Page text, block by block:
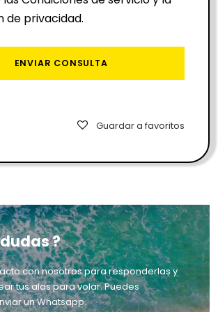
de privacidad.
Guardar a favoritos
?
con nosotros para responderlas y
tus alas para volar. Puedes
un Whatsapp.